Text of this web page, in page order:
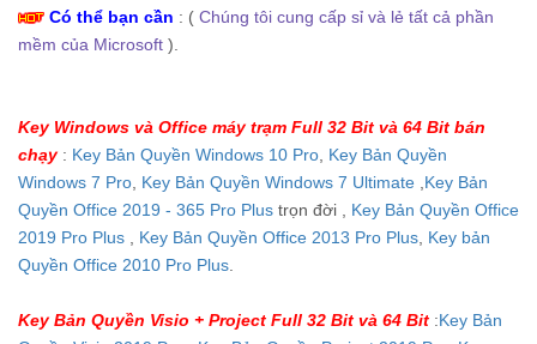
Có thể bạn cần : ( Chúng tôi cung cấp sỉ và lẻ tất cả phần
mềm của Microsoft ).
Key Windows và Office máy trạm Full 32 Bit và 64 Bit bán
chạy: Key Bản Quyền Windows 10 Pro Key Bản Quyền
Windows 7 Pro Key Bản Quyền Windows 7 Ultimate Key Bản
Quyền Office 2019 - 365 Pro Plus trọn đời , Key Bản Quyền Office
2019 Pro Plus
Key Bản Quyền Office 2013 Pro Plus Key bản
Quyền Office 2010 Pro Plus
Key Bản Quyền Visio + Project Full 32 Bit và 64 Bit :Key Bản